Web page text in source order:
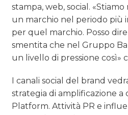
stampa, web, social.
un marchio nel periodo più
per quel marchio. Posso
smentita che nel Gruppo
un livello di pressione così»
I canali social del brand
strategia di amplificazione a
Platform. Attività PR e